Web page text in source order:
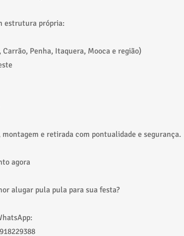
estrutura própria:
Carrão, Penha, Itaquera, Mooca e região)
e retirada com pontualidade e segurança.
agora
alugar pula pula para sua festa?